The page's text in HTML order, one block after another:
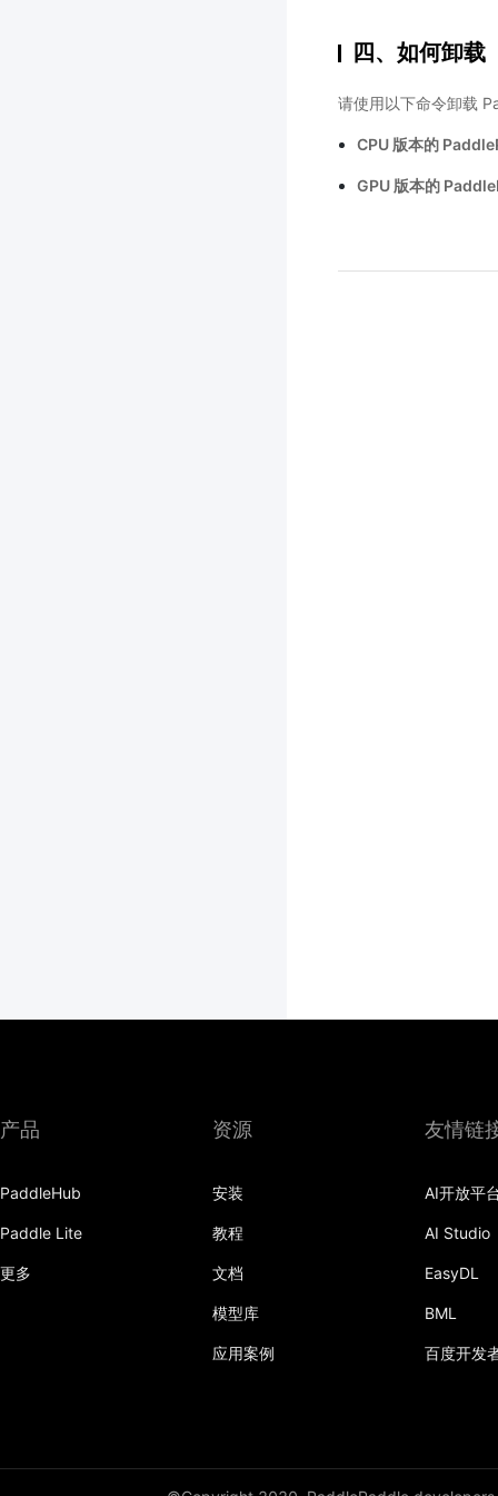
四、如何卸载
请使用以下命令卸载
CPU 版本的
GPU 版本的
产品
PaddleHub
Paddle Lite
更多
资源
安装
教程
文档
模型库
应用案例
友情链
AI开放平
AI Studio
EasyDL
BML
百度开发